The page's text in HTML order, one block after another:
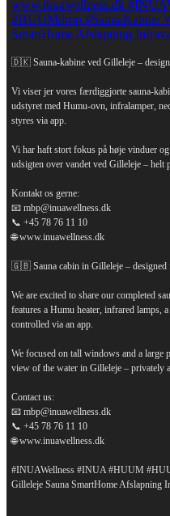
🇩🇰 Sauna-kabine ved Gilleleje –
Vi viser jer vores færdiggjorte sauna-
udstyret med Humu-ovn, infralamper,
styres via app.
Vi har haft stort fokus på høje vinduer
udsigten over vandet ved Gilleleje – helt
Kontakt os gerne:
📧 mbp@inuawellness.dk
📞 +45 78 76 11 10
🌐 www.inuawellness.dk
🇬🇧 Sauna cabin in Gilleleje – designed
We are excited to share our completed
features a Humu heater, infrared
controlled via an app.
We focused on tall windows and a
view of the water in Gilleleje – privately
Contact us:
📧 mbp@inuawellness.dk
📞 +45 78 76 11 10
🌐 www.inuawellness.dk
#INUAWellness #INUA #HUUM
Gilleleje Sauna SmartHome Afslapning